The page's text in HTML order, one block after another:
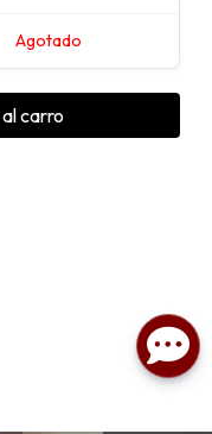
Agotado
al carro